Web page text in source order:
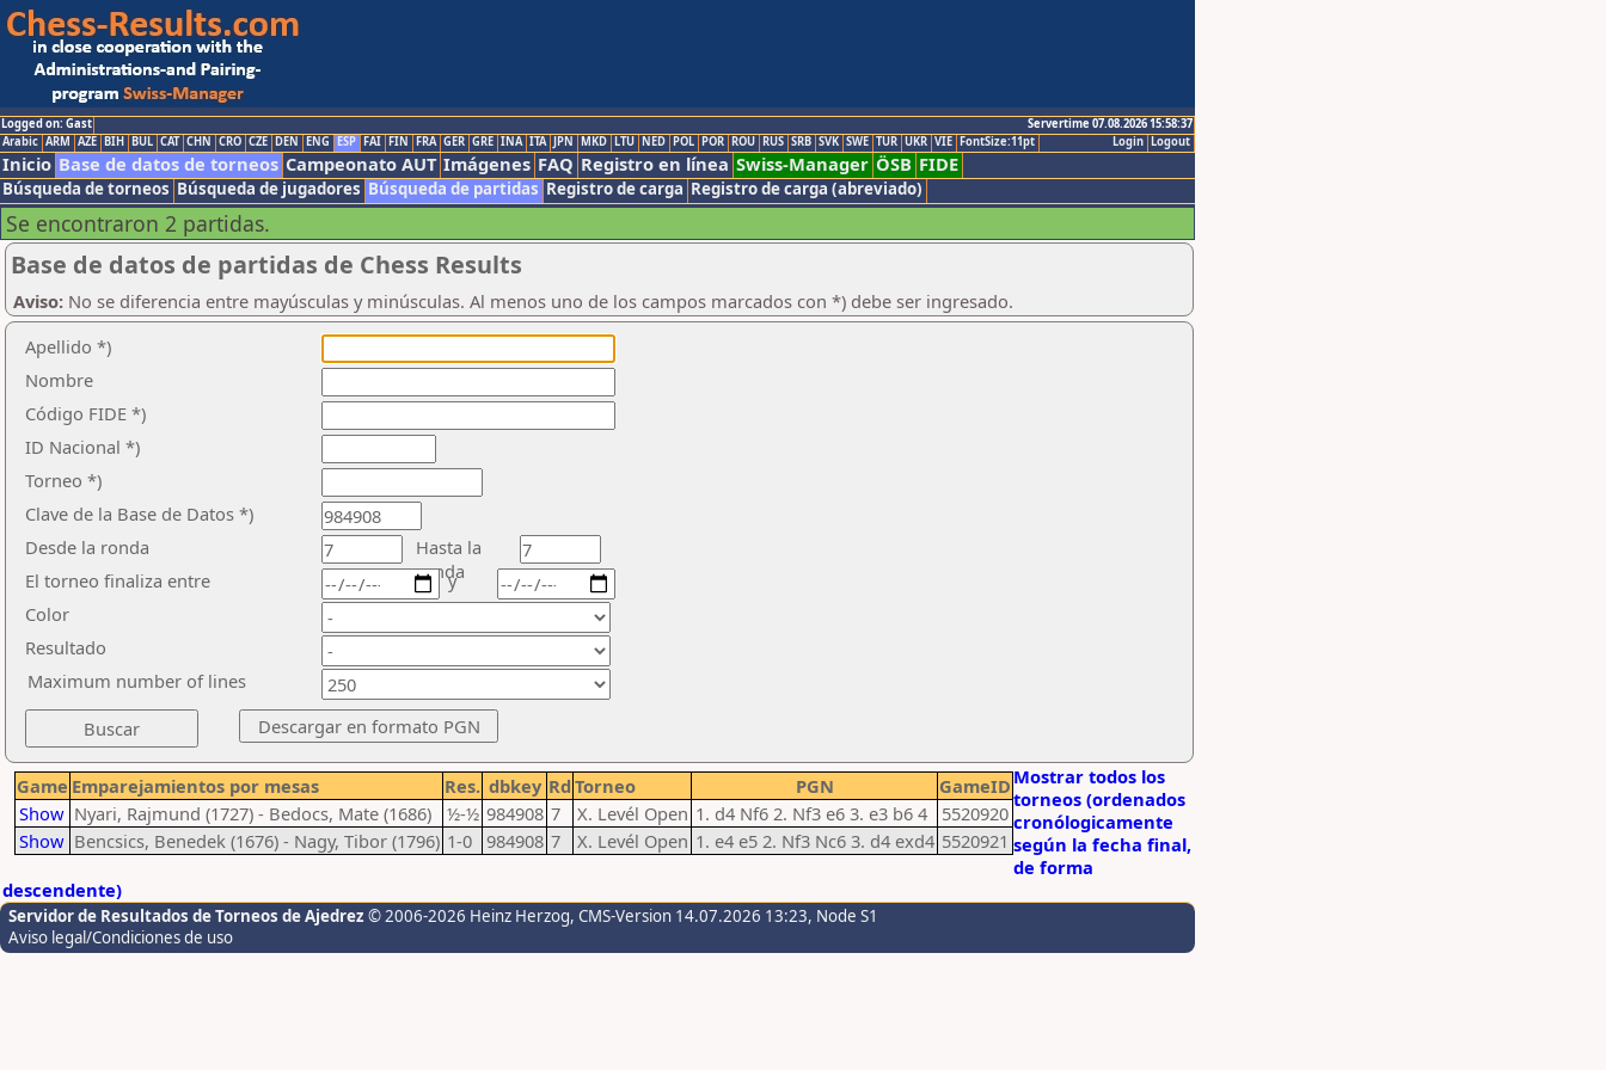
Logged on: Gast
Servertime 07.08.2026 15:58:37
Logout
Login
Arabic ARM AZE BIH BUL CAT CHN CRO CZE DEN ENG ESP FAI FIN FRA GER GRE INA ITA JPN MKD LTU NED POL POR ROU RUS SRB SVK SWE TUR UKR VIE FontSize:11pt
Inicio Base de datos de torneos Campeonato AUT Imágenes FAQ Registro en línea Swiss-Manager ÖSB FIDE
Búsqueda de torneos Búsqueda de jugadores Búsqueda de partidas Registro de carga Registro de carga (abreviado)
Se encontraron 2 partidas.
Base de datos de partidas de Chess Results
Aviso: No se diferencia entre mayúsculas y minúsculas. Al menos uno de los campos marcados con *) debe ser ingresado.
Apellido *)
Nombre
Código FIDE *)
ID Nacional *)
Torneo *)
Clave de la Base de Datos *)
Desde la ronda
Hasta la
ronda
El torneo finaliza entre
Color
Resultado
y
Maximum number of lines
Game Emparejamientos por mesas Res. dbkey Rd Torneo PGN
GameID
Show Nyari, Rajmund (1727) - Bedocs, Mate (1686) ½-½ 984908 7 X. Levél Open 1. d4 Nf6 2. Nf3 e6 3. e3 b6 4
5520920
Show Bencsics, Benedek (1676) - Nagy, Tibor (1796) 1-0 984908 7 X. Levél Open 1. e4 e5 2. Nf3 Nc6 3. d4 exd4 5520921
Mostrar todos los
torneos (ordenados
cronólogicamente
según la fecha final,
de forma
descendente)
Servidor de Resultados de Torneos de Ajedrez © 2006-2026 Heinz Herzog, CMS-Version 14.07.2026 13:23, Node S1
Aviso legal/Condiciones de uso